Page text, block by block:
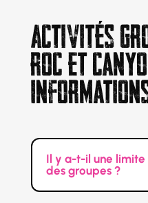
Activités
Roc et
Il y a-t-il une limite
des groupes ?